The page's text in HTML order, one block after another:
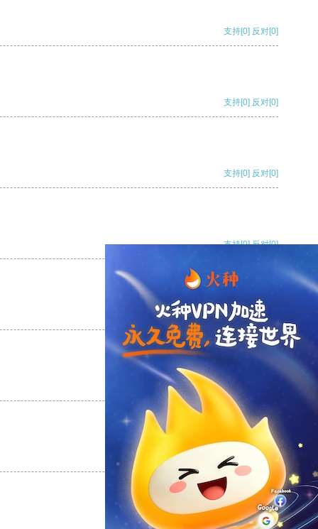
支持[0] 反对[0]
支持[0] 反对[0]
支持[0] 反对[0]
支持[0] 反对[0]
支持[0] 反对
支持
支持 反对 [0]